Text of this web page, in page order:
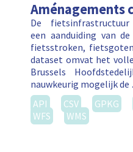
Aménagements
De
een aanduiding van
fietsstroken,
dataset omvat het
Brussels
nauwkeurig mogelijk
API
CSV GPKG
WFS
WMS